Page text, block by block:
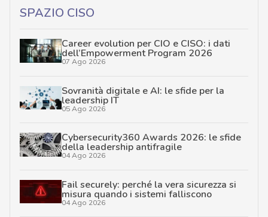
SPAZIO CISO
Career evolution per CIO e CISO: i dati
dell’Empowerment Program 2026
07 Ago 2026
Sovranità digitale e AI: le sfide per la
leadership IT
05 Ago 2026
Cybersecurity360 Awards 2026: le sfide
della leadership antifragile
04 Ago 2026
Fail securely: perché la vera sicurezza si
misura quando i sistemi falliscono
04 Ago 2026